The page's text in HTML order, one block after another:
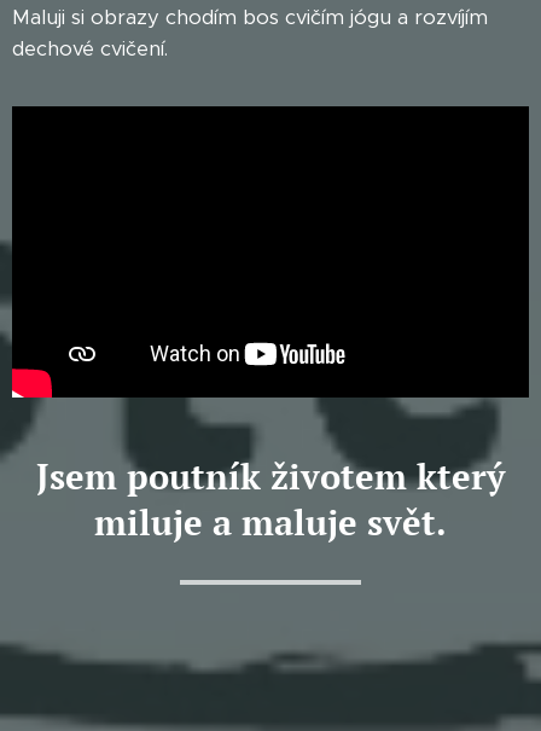
Maluji si obrazy chodím bos cvičím jógu a rozvíjím
dechové cvičení.
Jsem poutník životem který
miluje a maluje svět.